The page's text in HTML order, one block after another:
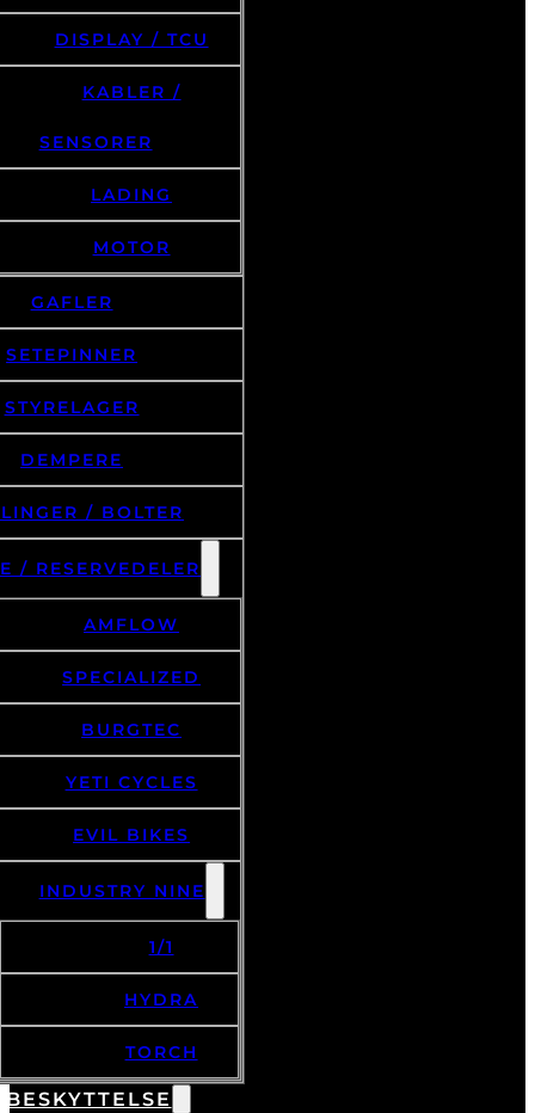
DISPLAY / TCU
KABLER /
SENSORER
LADING
MOTOR
GAFLER
SETEPINNER
STYRELAGER
DEMPERE
/ BOLTER
/ RESERVEDELER
AMFLOW
SPECIALIZED
BURGTEC
YETI CYCLES
EVIL BIKES
INDUSTRY NINE
1/1
HYDRA
TORCH